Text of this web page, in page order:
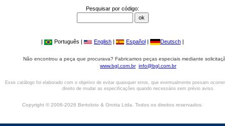
Pesquisar por código:
| Português | English | Español | Deutsch |
Não encontrou a peça que procurava? Fabricamos peças especiais mediante
www.bgl.com.br info@bgl.com.br
Esse catálogo foi elaborado com o objetivo de evitar quaisquer erros, que eventualmente possam
direito de mudar as especificações quando necessário sem prévio aviso.
Copyright © 2006-2026 Bertoloto & Grotta Ltda. Todos os direitos reservados.